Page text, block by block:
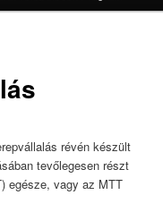
révén készült
tevőlegesen részt
egésze, vagy az MTT